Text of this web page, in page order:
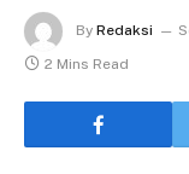
By Redaksi
2 Mins Read